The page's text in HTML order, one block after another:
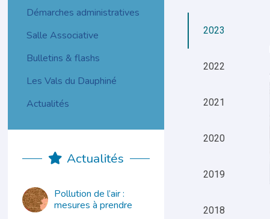
Démarches administratives
Salle Associative
Bulletins & flashs
Les Vals du Dauphiné
Actualités
Actualités
Pollution de l’air :
mesures à prendre
2023
2022
2021
2020
2019
2018